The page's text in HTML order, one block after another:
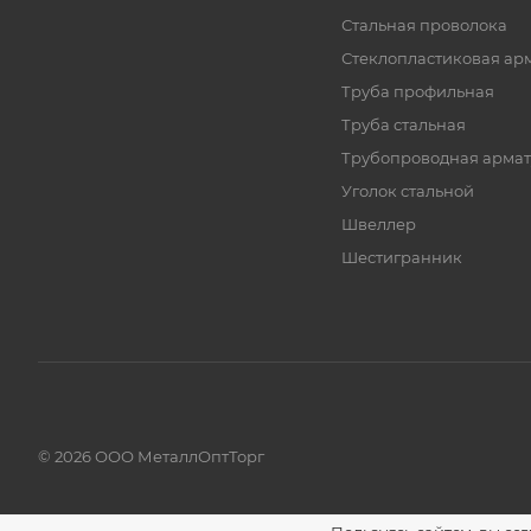
Стальная проволока
Стеклопластиковая
Труба профильная
Труба стальная
Трубопроводная
Уголок стальной
Швеллер
Шестигранник
© 2026 ООО МеталлОптТорг